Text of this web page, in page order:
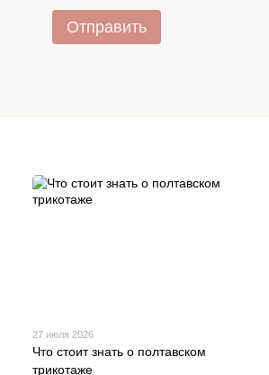
Отправить
27 июля 2026
Что стоит знать о полтавском
трикотаже